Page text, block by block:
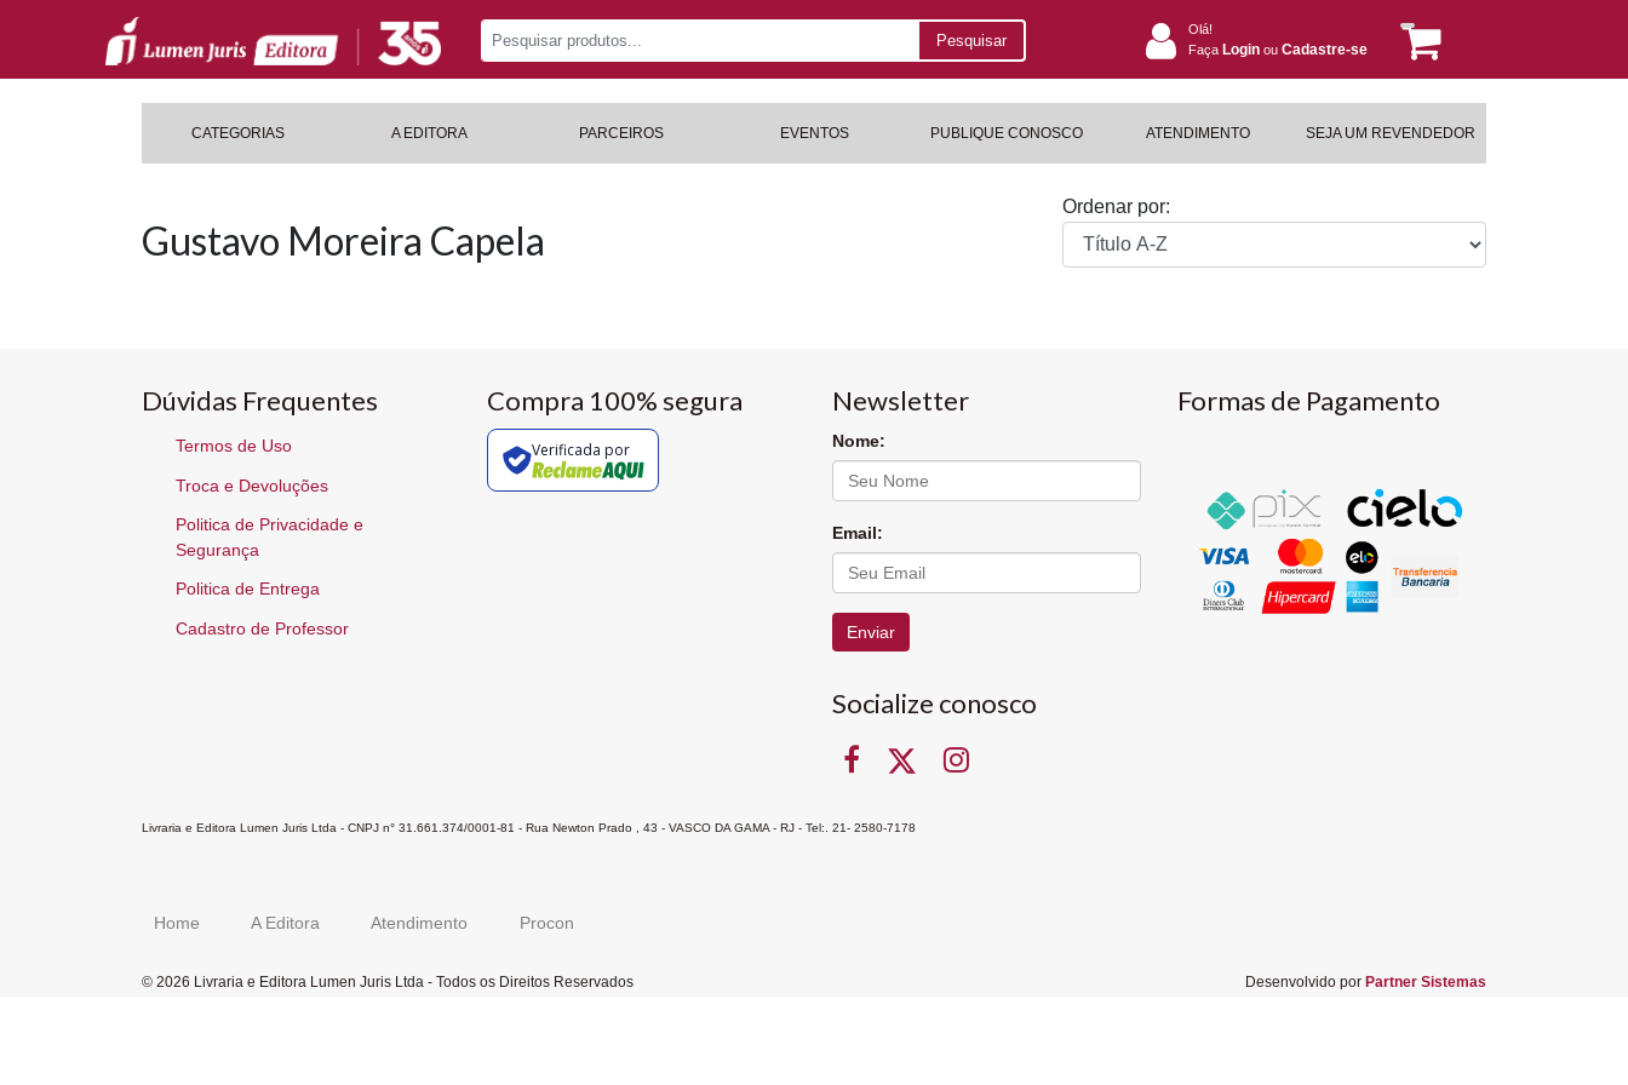
Pesquisar
Olá!
Faça Login ou Cadastre-se
CATEGORIAS A EDITORA PARCEIROS EVENTOS PUBLIQUE CONOSCO ATENDIMENTO SEJA UM REVENDEDOR
Gustavo Moreira Capela
Ordenar por:
Dúvidas Frequentes
Termos de Uso
Troca e Devoluções
Politica de Privacidade e
Segurança
Politica de Entrega
Cadastro de Professor
Compra 100% segura
Verificada por
Newsletter
Nome:
Email:
Enviar
Socialize conosco
Formas de Pagamento
Livraria e Editora Lumen Juris Ltda - CNPJ n° 31.661.374/0001-81 - Rua Newton Prado , 43 - VASCO DA GAMA - RJ - Tel:. 21- 2580-7178
Home A Editora Atendimento Procon
© 2026 Livraria e Editora Lumen Juris Ltda - Todos os Direitos Reservados Desenvolvido por Partner Sistemas